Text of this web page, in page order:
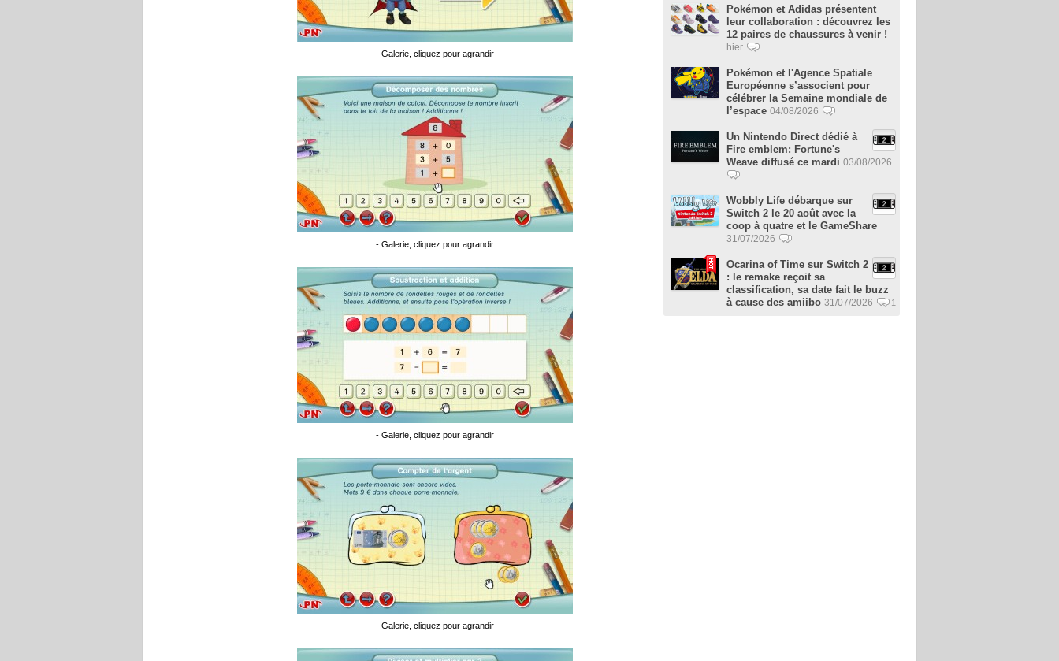
- Galerie, cliquez pour agrandir
- Galerie, cliquez pour agrandir
- Galerie, cliquez pour agrandir
- Galerie, cliquez pour agrandir
Pokémon et Adidas présentent
leur collaboration : découvrez les
12 paires de chaussures à venir !
hier
Pokémon et l'Agence Spatiale
Européenne s’associent pour
célébrer la Semaine mondiale de
l’espace 04/08/2026
Un Nintendo Direct dédié à
Fire emblem: Fortune's
Weave diffusé ce mardi 03/08/2026
Wobbly Life débarque sur
Switch 2 le 20 août avec la
coop à quatre et le GameShare
31/07/2026
Ocarina of Time sur Switch 2
: le remake reçoit sa
classification, sa date fait le buzz
à cause des amiibo 31/07/2026 1